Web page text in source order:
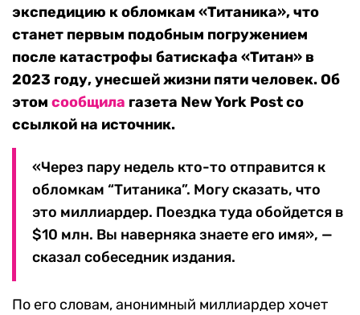
экспедицию к обломкам «Титаника», что
станет первым подобным погружением
после катастрофы батискафа «Титан» в
2023 году, унесшей жизни пяти человек. Об
этом сообщила газета New York Post со
ссылкой на источник.
«Через пару недель кто-то отправится к
обломкам “Титаника”. Могу сказать, что
это миллиардер. Поездка туда обойдется в
$10 млн. Вы наверняка знаете его имя», —
сказал собеседник издания.
По его словам, анонимный миллиардер хочет